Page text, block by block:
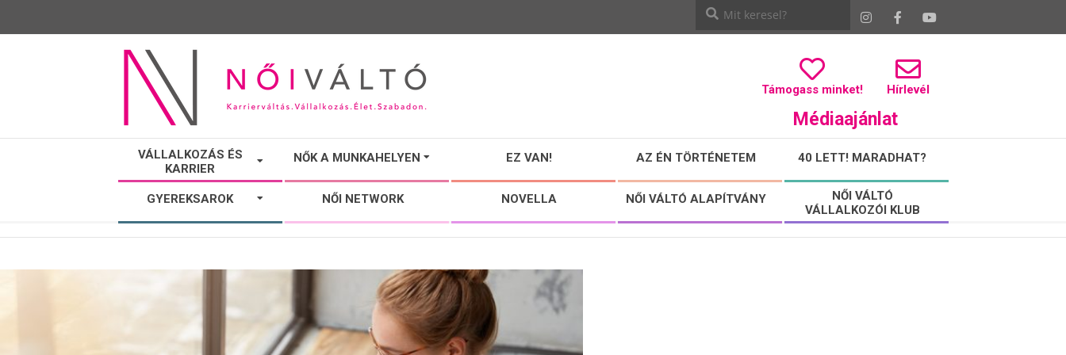
NŐI
VÁLTÓ
Támogass minket! Hírlevél
Médiaajánlat
VÁLLALKOZÁS ÉS
KARRIER
NŐK A MUNKAHELYEN EZ VAN! AZ ÉN TÖRTÉNETEM 40 LETT! MARADHAT?
GYEREKSAROK NŐI NETWORK NOVELLA NŐI VÁLTÓ ALAPÍTVÁNY
NŐI VÁLTÓ
VÁLLALKOZÓI KLUB